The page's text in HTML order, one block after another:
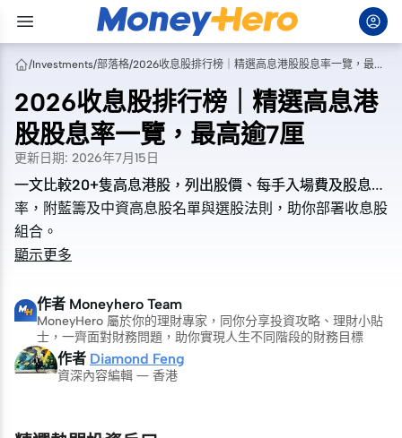
/Investments/部落格/ 2026收息股排行榜｜精選高息港股股息率一覽，最高逾7厘
2026收息股排行榜｜精選高息港
股股息率一覽，最高逾7厘
更新日期: 2026年7月15日
一文比較20+隻高息港股，列出股價、每手入場費及股息
率，附藍籌及中資高息股名單與選股法則，助你部署收息股
組合。
一文比較20+隻高息港股，列出股價、每手入場費及股息
率，附藍籌及中資高息股名單與選股法則，助你部署收息股
組合。
顯示更多
作者 Moneyhero Team
MoneyHero 屬於你的理財專家，同你分享投資攻略、理財小貼
士，一齊面對財務問題，助你實現人生不同階段的財務目標
作者 Diamond Feng
資深內容編輯 — 香港